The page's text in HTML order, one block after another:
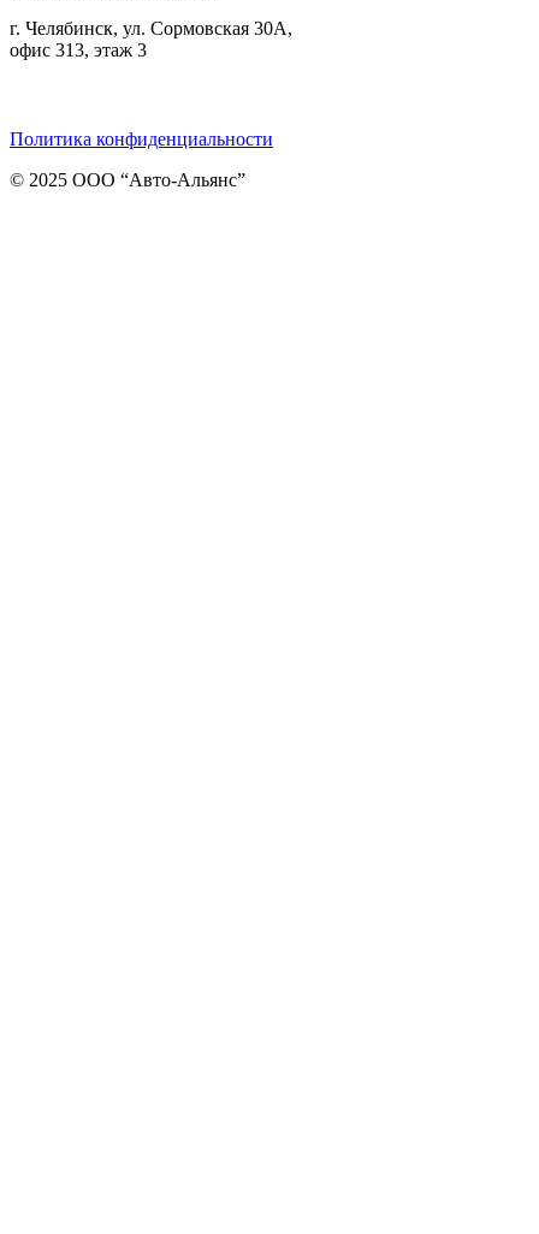
г. Челябинск, ул. Сормовская 30А,
офис 313, этаж 3
Политика конфиденциальности
© 2025 ООО “Авто-Альянс”